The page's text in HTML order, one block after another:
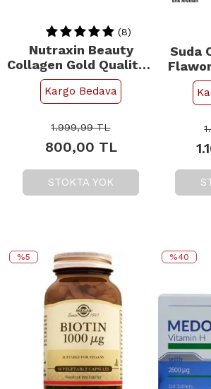
(8)
Nutraxin Beauty
Collagen Gold Quality -
Takviye Edici Gıda Shot
10x50ml
Kargo Bedava
1.999,99TL
800,00 TL
STOKTA YOK
Suda
%5 %40